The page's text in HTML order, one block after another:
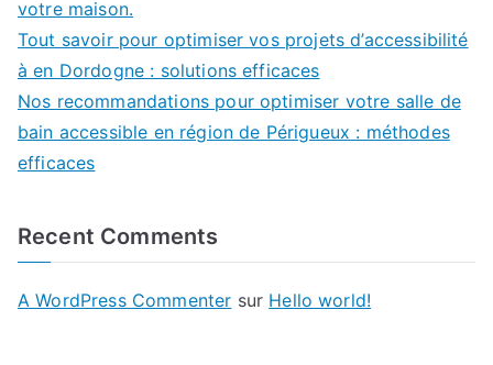
votre maison.
Tout savoir pour optimiser vos projets d’accessibilité
à en Dordogne : solutions efficaces
Nos recommandations pour optimiser votre salle de
bain accessible en région de Périgueux : méthodes
efficaces
Recent Comments
A WordPress Commenter sur Hello world!